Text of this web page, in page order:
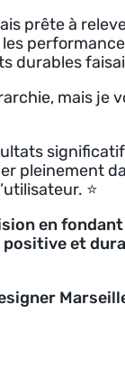
prête à
durables
mais je
pleinement
⭐️
en
positive et